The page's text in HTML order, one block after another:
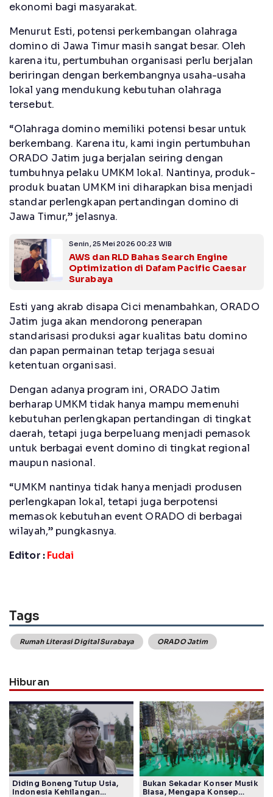
ekonomi bagi masyarakat.
Menurut Esti, potensi perkembangan olahraga
domino di Jawa Timur masih sangat besar. Oleh
karena itu, pertumbuhan organisasi perlu berjalan
beriringan dengan berkembangnya usaha-usaha
lokal yang mendukung kebutuhan olahraga
tersebut.
“Olahraga domino memiliki potensi besar untuk
berkembang. Karena itu, kami ingin pertumbuhan
ORADO Jatim juga berjalan seiring dengan
tumbuhnya pelaku UMKM lokal. Nantinya, produk-
produk buatan UMKM ini diharapkan bisa menjadi
standar perlengkapan pertandingan domino di
Jawa Timur,” jelasnya.
Senin, 25 Mei 2026 00:23 WIB
AWS dan RLD Bahas Search Engine
Optimization di Dafam Pacific Caesar
Surabaya
Esti yang akrab disapa Cici menambahkan, ORADO
Jatim juga akan mendorong penerapan
standarisasi produksi agar kualitas batu domino
dan papan permainan tetap terjaga sesuai
ketentuan organisasi.
Dengan adanya program ini, ORADO Jatim
berharap UMKM tidak hanya mampu memenuhi
kebutuhan perlengkapan pertandingan di tingkat
daerah, tetapi juga berpeluang menjadi pemasok
untuk berbagai event domino di tingkat regional
maupun nasional.
“UMKM nantinya tidak hanya menjadi produsen
perlengkapan lokal, tetapi juga berpotensi
memasok kebutuhan event ORADO di berbagai
wilayah,” pungkasnya.
Editor :Fudai
Tags
Rumah Literasi Digital Surabaya ORADO Jatim
Hiburan
Diding Boneng Tutup Usia,
Indonesia Kehilangan
Bukan Sekadar Konser Musik
Biasa, Mengapa Konsep